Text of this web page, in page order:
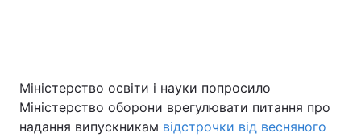
Україна Політика
Міністерство освіти і науки попросило
Міністерство оборони врегулювати питання про
надання випускникам відстрочки від весняного